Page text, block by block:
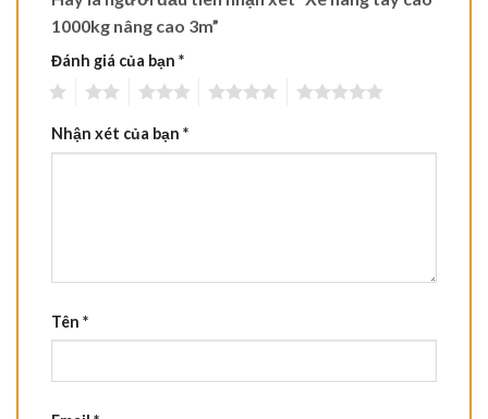
1000kg nâng cao 3m”
Đánh giá của bạn *
Nhận xét của bạn *
Tên *